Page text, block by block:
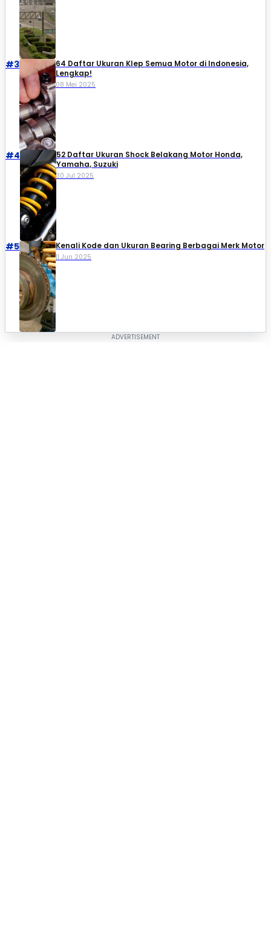
#3
64 Daftar Ukuran Klep Semua Motor di Indonesia,
Lengkap!
08 Mei 2025
#4
52 Daftar Ukuran Shock Belakang Motor Honda,
Yamaha, Suzuki​
30 Jul 2025
#5 Kenali Kode dan Ukuran Bearing Berbagai Merk Motor
11 Jun 2025